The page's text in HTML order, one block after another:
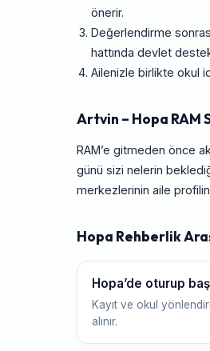
önerir.
Değerlendirme
hattında devlet
Ailenizle birlikte okul
Artvin – Hopa RAM
RAM’e gitmeden önce
günü sizi nelerin
merkezlerinin aile
Hopa Rehberlik
Hopa’de oturup
Kayıt ve okul
alınır.